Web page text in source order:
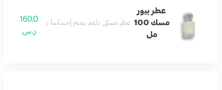
عطر بيور
مسك 100
مل
عطر مسكي ناعم يمنح إحساساً بالنظافة160.0
ر.س